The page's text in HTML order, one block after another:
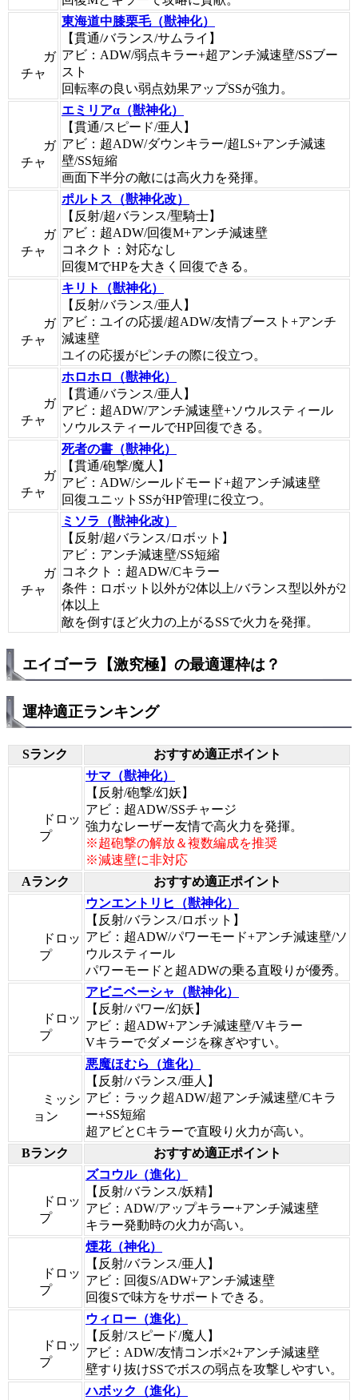
ガ
チャ
東海道中膝栗毛（獣神化）
【貫通/バランス/サムライ】
アビ：ADW/弱点キラー+超アンチ減速壁/SSブー
スト
回転率の良い弱点効果アップSSが強力。
ガ
チャ
エミリアα（獣神化）
【貫通/スピード/亜人】
アビ：超ADW/ダウンキラー/超LS+アンチ減速
壁/SS短縮
画面下半分の敵には高火力を発揮。
ガ
チャ
ポルトス（獣神化改）
【反射/超バランス/聖騎士】
アビ：超ADW/回復M+アンチ減速壁
コネクト：対応なし
回復MでHPを大きく回復できる。
ガ
チャ
キリト（獣神化）
【反射/バランス/亜人】
アビ：ユイの応援/超ADW/友情ブースト+アンチ
減速壁
ユイの応援がピンチの際に役立つ。
ガ
チャ
ホロホロ（獣神化）
【貫通/バランス/亜人】
アビ：超ADW/アンチ減速壁+ソウルスティール
ソウルスティールでHP回復できる。
ガ
チャ
死者の書（獣神化）
【貫通/砲撃/魔人】
アビ：ADW/シールドモード+超アンチ減速壁
回復ユニットSSがHP管理に役立つ。
ガ
チャ
ミソラ（獣神化改）
【反射/超バランス/ロボット】
アビ：アンチ減速壁/SS短縮
コネクト：超ADW/Cキラー
条件：ロボット以外が2体以上/バランス型以外が2
体以上
敵を倒すほど火力の上がるSSで火力を発揮。
エイゴーラ【激究極】の最適運枠は？
運枠適正ランキング
Sランク おすすめ適正ポイント
ドロッ
プ
サマ（獣神化）
【反射/砲撃/幻妖】
アビ：超ADW/SSチャージ
強力なレーザー友情で高火力を発揮。
※超砲撃の解放＆複数編成を推奨
※減速壁に非対応
Aランク
おすすめ適正ポイント
ドロッ
プ
ウンエントリヒ（獣神化）
【反射/バランス/ロボット】
アビ：超ADW/パワーモード+アンチ減速壁/ソ
ウルスティール
パワーモードと超ADWの乗る直殴りが優秀。
ドロッ
プ
アビニベーシャ（獣神化）
【反射/パワー/幻妖】
アビ：超ADW+アンチ減速壁/Vキラー
Vキラーでダメージを稼ぎやすい。
ミッシ
ョン
悪魔ほむら（進化）
【反射/バランス/亜人】
アビ：ラック超ADW/超アンチ減速壁/Cキラ
ー+SS短縮
超アビとCキラーで直殴り火力が高い。
Bランク
おすすめ適正ポイント
ドロッ
プ
ズコウル（進化）
【反射/バランス/妖精】
アビ：ADW/アップキラー+アンチ減速壁
キラー発動時の火力が高い。
ドロッ
プ
煙花（神化）
【反射/バランス/亜人】
アビ：回復S/ADW+アンチ減速壁
回復Sで味方をサポートできる。
ドロッ
プ
ウィロー（進化）
【反射/スピード/魔人】
アビ：ADW/友情コンボ×2+アンチ減速壁
壁すり抜けSSでボスの弱点を攻撃しやすい。
ハボック（進化）